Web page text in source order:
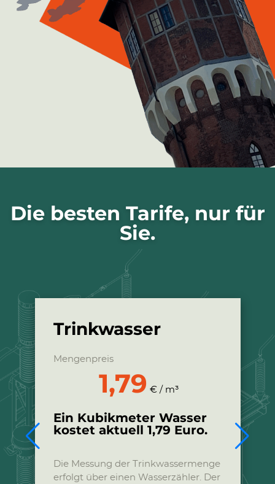
Die besten Tarife, nur für
Sie.
Trinkwasser
Mengenpreis
1,79 € / m³
Ein Kubikmeter Wasser
kostet aktuell 1,79 Euro.
Die Messung der Trinkwassermenge
erfolgt über einen Wasserzähler. Der